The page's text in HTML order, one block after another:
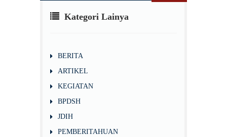
Kategori Lainya
BERITA
ARTIKEL
KEGIATAN
BPDSH
JDIH
PEMBERITAHUAN